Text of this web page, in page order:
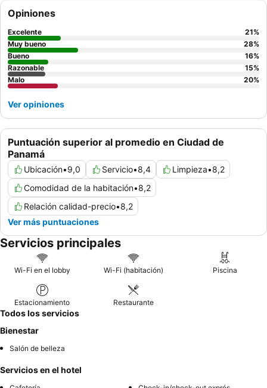
relación calidad-precio y variedad. Para una experiencia más
tranquila, los huéspedes deberían considerar solicitar una
habitación que no dé a la calle para minimizar el ruido.
Puntuación superior al promedio en Ciudad de
Panamá
Ubicación•9,0 Servicio•8,4 Limpieza•8,2
Comodidad de la habitación•8,2
Relación calidad-precio•8,2
Ver más puntuaciones
Opiniones
Excelente 21%
Muy bueno
28%
Bueno
16%
Razonable
15%
Malo
20%
Ver opiniones
Servicios principales
Wi-Fi en el lobby Wi-Fi (habitación) Piscina
Estacionamiento Restaurante
Todos los servicios
Bienestar
Salón de belleza
Servicios en el hotel